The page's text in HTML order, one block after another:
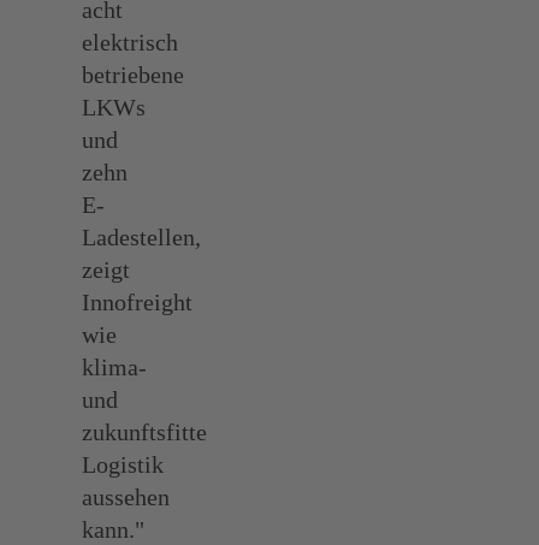
acht
elektrisch
betriebene
LKWs
und
zehn
E-
Ladestellen,
zeigt
Innofreight
wie
klima-
und
zukunftsfitte
Logistik
aussehen
kann."